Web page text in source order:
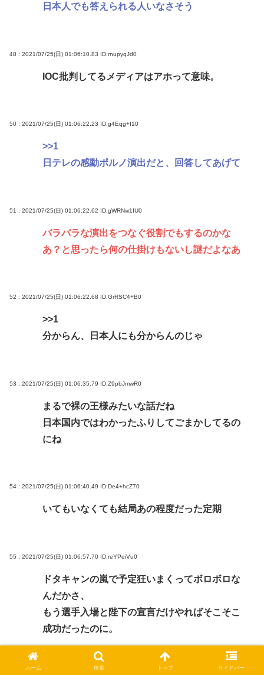
日本人でも答えられる人いなさそう
48 : 2021/07/25(日) 01:06:10.83 ID:rnupyqJd0
IOC批判してるメディアはアホって意味。
50 : 2021/07/25(日) 01:06:22.23 ID:g4Eqg+I10
>>1
日テレの感動ポルノ演出だと、回答してあげて
51 : 2021/07/25(日) 01:06:22.62 ID:gWRNw1IU0
バラバラな演出をつなぐ役割でもするのかな
あ？と思ったら何の仕掛けもないし謎だよなあ
52 : 2021/07/25(日) 01:06:22.68 ID:GrRSC4+B0
>>1
分からん、日本人にも分からんのじゃ
53 : 2021/07/25(日) 01:06:35.79 ID:Z9pbJmwR0
まるで裸の王様みたいな話だね
日本国内ではわかったふりしてごまかしてるの
にね
54 : 2021/07/25(日) 01:06:40.49 ID:De4+hcZ70
いてもいなくても結局あの程度だった定期
55 : 2021/07/25(日) 01:06:57.70 ID:reYPeiVu0
ドタキャンの嵐で予定狂いまくってボロボロな
んだかさ、
もう選手入場と陛下の宣言だけやればそこそこ
成功だったのに。
ホーム 検索 トップ サイドバー